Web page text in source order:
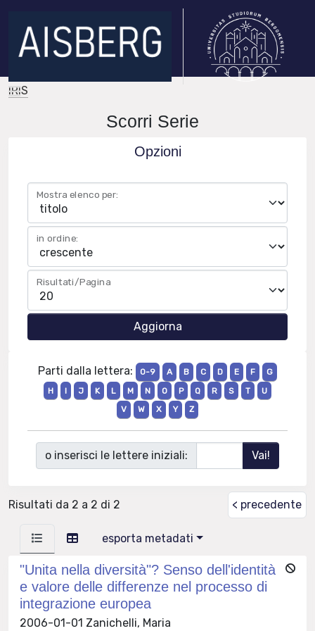
IRIS
Scorri Serie
Opzioni
Mostra elenco per:
in ordine:
Risultati/Pagina
Parti dalla lettera: 0-9 A B C D E F
G
H
I J K L M N O P Q R S T
U
V
W X Y Z
o inserisci le lettere iniziali:
Risultati da 2 a 2 di 2 < precedente
esporta metadati
"Unita nella diversità"? Senso dell'identità
e valore delle differenze nel processo di
integrazione europea
2006-01-01 Zanichelli, Maria